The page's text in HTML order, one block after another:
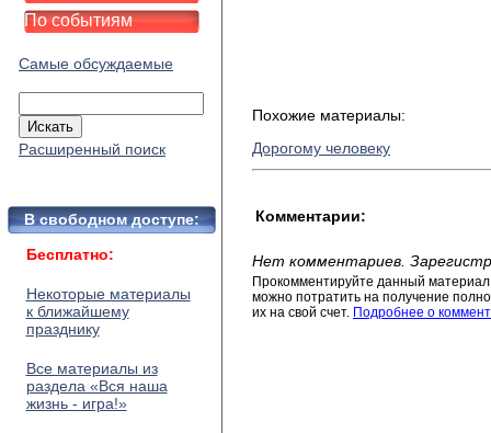
По событиям
Самые обсуждаемые
Расширенный поиск
В свободном доступе:
Бесплатно:
Некоторые материалы
к ближайшему
празднику
Все материалы из
раздела «Вся наша
жизнь - игра!»
Похожие материалы:
Дорогому человеку
Комментарии:
Нет комментариев.
Прокомментируйте данный
можно потратить на получение
их на свой счет. Подробнее о